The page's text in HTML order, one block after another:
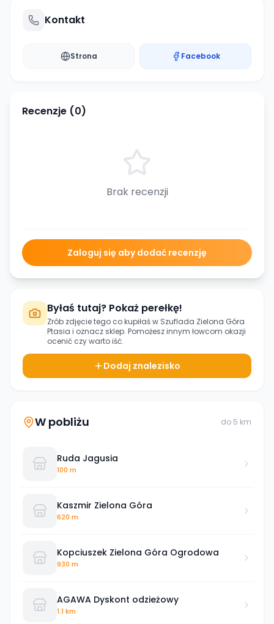
Kontakt
Strona Facebook
Recenzje (0)
Brak recenzji
Zaloguj się aby dodać recenzję
Byłaś tutaj? Pokaż perełkę!
Zrób zdjęcie tego co kupiłaś w Szuflada Zielona Góra
Ptasia i oznacz sklep. Pomożesz innym łowcom okazji
ocenić czy warto iść.
Dodaj znalezisko
W pobliżu do 5 km
Ruda Jagusia
100 m
Kaszmir Zielona Góra
620 m
Kopciuszek Zielona Góra Ogrodowa
930 m
AGAWA Dyskont odzieżowy
1.1 km